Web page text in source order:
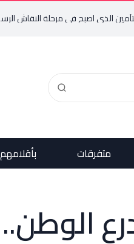
الذي اصبح في مرحلة النقاش الرسمي
متفرقات بأقلامهم